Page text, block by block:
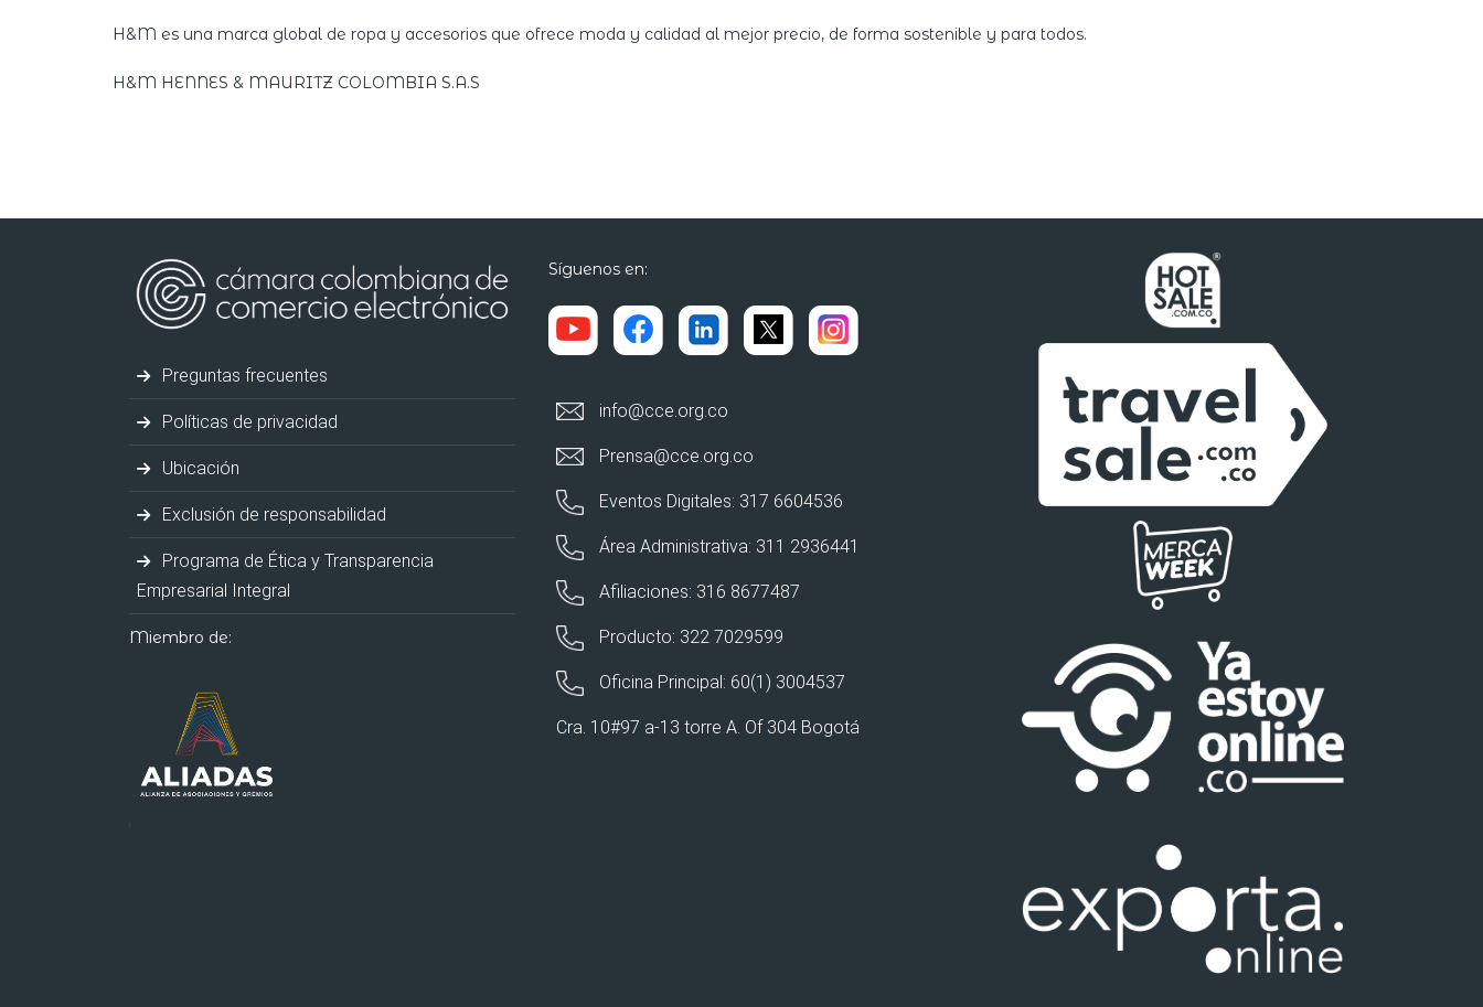
H&M es una marca global de ropa y accesorios que ofrece moda y calidad al mejor precio, de forma sostenible y para todos.
H&M HENNES & MAURITZ COLOMBIA S.A.S
Preguntas frecuentes
Políticas de privacidad
Ubicación
Exclusión de responsabilidad
Programa de Ética y Transparencia
Empresarial Integral
Miembro de:
Síguenos en:
info@cce.org.co
Prensa@cce.org.co
Eventos Digitales: 317 6604536
Área Administrativa: 311 2936441
Afiliaciones: 316 8677487
Producto: 322 7029599
Oficina Principal: 60(1) 3004537
Cra. 10#97 a-13 torre A. Of 304 Bogotá